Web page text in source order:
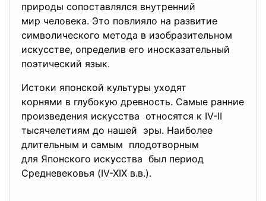
природы сопоставлялся внутренний
мир человека. Это повлияло на развитие
символического метода в изобразительном
искусстве, определив его иносказательный
поэтический язык.
Истоки японской культуры уходят
корнями в глубокую древность. Самые ранние
произведения искусства относятся к IV-II
тысячелетиям до нашей эры. Наиболее
длительным и самым плодотворным
для Японского искусства был период
Средневековья (IV-XIX в.в.).